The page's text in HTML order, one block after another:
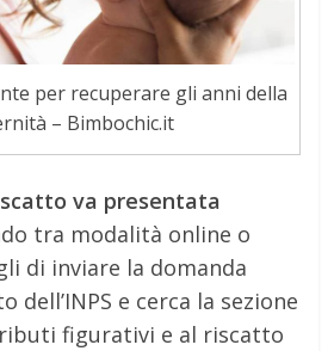
per recuperare gli anni della
– Bimbochic.it
va presentata
tra modalità online o
di inviare la domanda
dell’INPS e cerca la sezione
figurativi e al riscatto